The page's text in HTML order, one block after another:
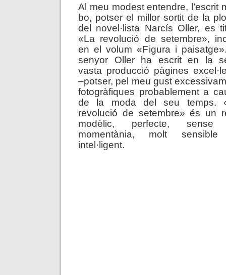
Al meu modest entendre, l’escrit
bo, potser el millor sortit de la
del novel·lista Narcís Oller, es
«La revolució de setembre»,
en el volum «Figura i
senyor Oller ha escrit en la
vasta producció pàgines
–potser, pel meu gust
fotogràfiques probablement a
de la moda del seu temps.
revolució de setembre» és un
modèlic, perfecte, sense
momentània, molt
intel·ligent.